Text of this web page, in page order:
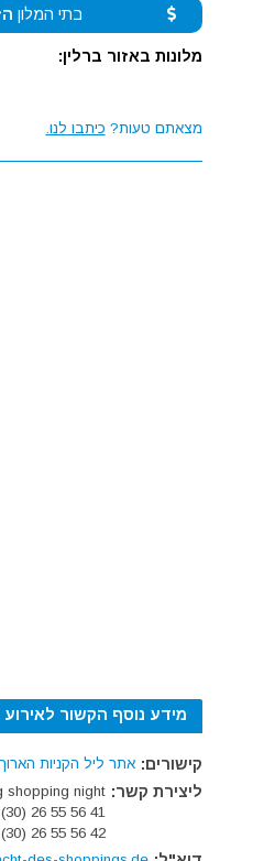
בתי המלון
מלונות באזור ברלין:
מצאתם טעות? כיתבו לנו.
מידע נוסף הקשור לאירוע
קישורים: אתר ליל הקניות
ליצירת קשר: shopping night
26 55 56 41
26 55 56 42